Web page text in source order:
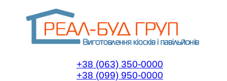
+38 (063) 350-0000
+38 (099) 950-0000